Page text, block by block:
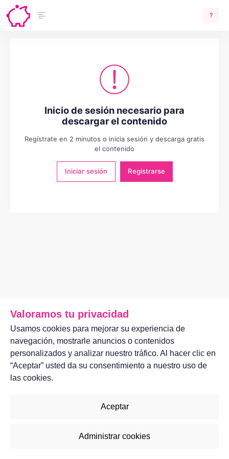
?
Inicio de sesión necesario para
descargar el contenido
Regístrate en 2 minutos o inicia sesión y descarga gratis
el contenido
Iniciar sesión Registrarse
Valoramos tu privacidad
Usamos cookies para mejorar su experiencia de
navegación, mostrarle anuncios o contenidos
personalizados y analizar nuestro tráfico. Al hacer clic en
“Aceptar” usted da su consentimiento a nuestro uso de
las cookies.
Aceptar
Administrar cookies